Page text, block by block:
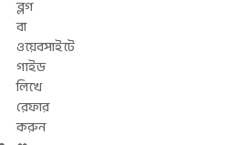
ব্লগ
বা
ওয়েবসাইটে
গাইড
লিখে
রেফার
করুন